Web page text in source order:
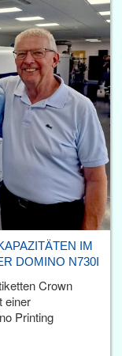
IM
DOMINO N730I
Crown
einer
Printing